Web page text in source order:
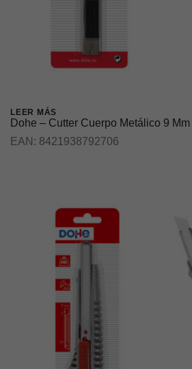
LEER MÁS
Dohe – Cutter Cuerpo Metálico 9 Mm
EAN: 8421938792706